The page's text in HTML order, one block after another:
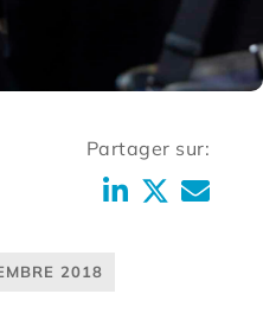
Partager sur:
2018